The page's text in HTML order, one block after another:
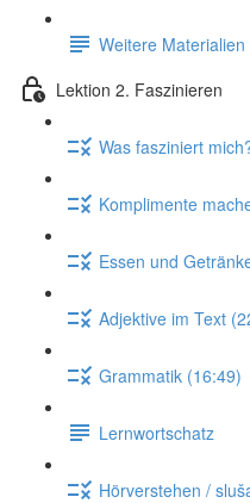
Weitere Materialien
Lektion 2. Faszinieren
Was fasziniert
Komplimente
Essen und
Adjektive im Text
Grammatik (16:49)
Lernwortschatz
Hörverstehen /